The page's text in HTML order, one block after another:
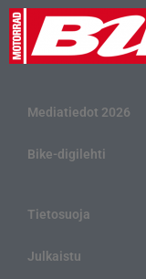
Mediatiedot 2026
Bike-digilehti
Tietosuoja
Julkaistu